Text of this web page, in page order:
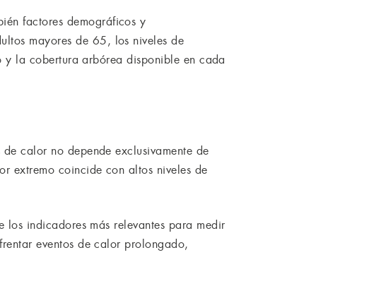
factores demográficos y
mayores de 65, los niveles de
la cobertura arbórea disponible en cada
calor no depende exclusivamente de
extremo coincide con altos niveles de
indicadores más relevantes para medir
eventos de calor prolongado,